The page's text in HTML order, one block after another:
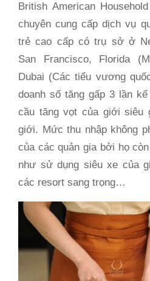
British American
chuyên cung cấp dịch vụ
trẻ cao cấp có trụ sở ở
San Francisco, Florida
Dubai (Các tiểu vương
doanh số tăng gấp 3 lần
cầu tăng vọt của giới siêu
giới. Mức thu nhập không
của các quản gia bởi họ
như sử dụng siêu xe của
các resort sang trọng…